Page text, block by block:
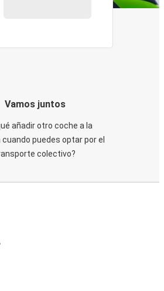
Vamos juntos
añadir otro coche a la
puedes optar por el
colectivo?